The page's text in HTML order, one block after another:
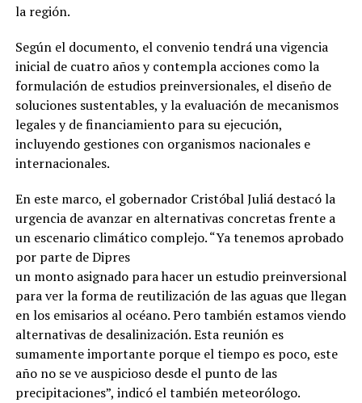
la región.
Según el documento, el convenio tendrá una vigencia
inicial de cuatro años y contempla acciones como la
formulación de estudios preinversionales, el diseño de
soluciones sustentables, y la evaluación de mecanismos
legales y de financiamiento para su ejecución,
incluyendo gestiones con organismos nacionales e
internacionales.
En este marco, el gobernador Cristóbal Juliá destacó la
urgencia de avanzar en alternativas concretas frente a
un escenario climático complejo. “Ya tenemos aprobado
por parte de Dipres
un monto asignado para hacer un estudio preinversional
para ver la forma de reutilización de las aguas que llegan
en los emisarios al océano. Pero también estamos viendo
alternativas de desalinización. Esta reunión es
sumamente importante porque el tiempo es poco, este
año no se ve auspicioso desde el punto de las
precipitaciones”, indicó el también meteorólogo.